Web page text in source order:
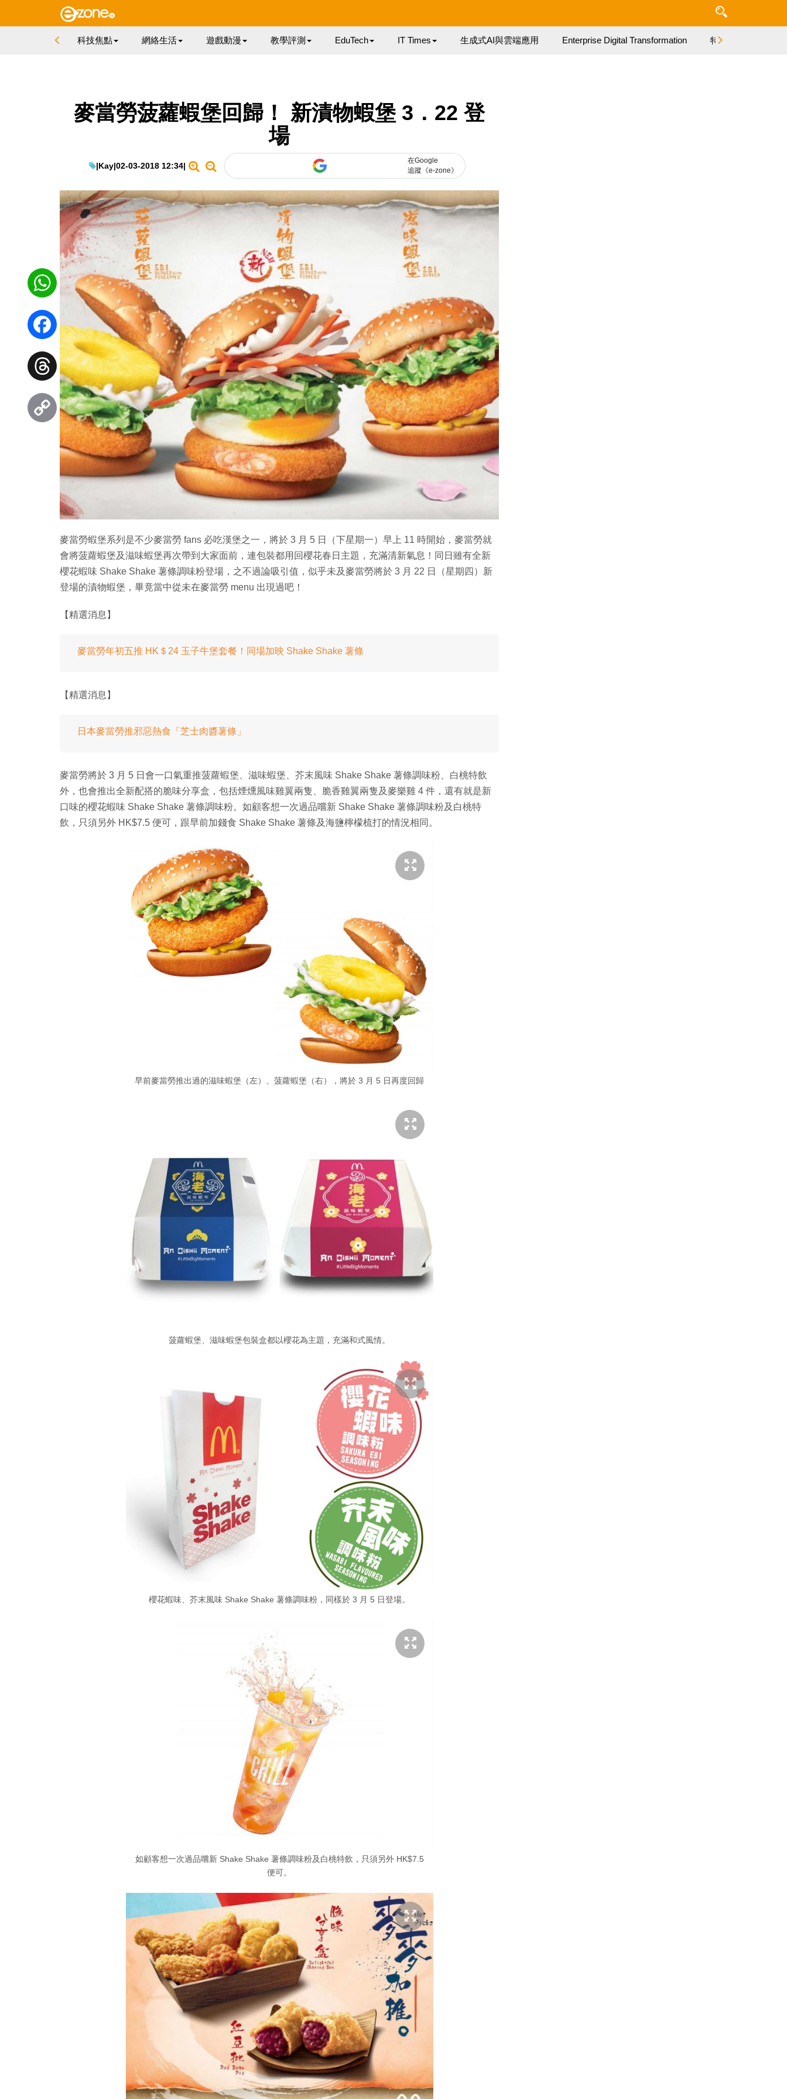
科技焦點 網絡生活 遊戲動漫 教學評測 EduTech IT Times 生成式AI與雲端應用 Enterprise Digital Transformation 特集
麥當勞菠蘿蝦堡回歸！ 新漬物蝦堡 3．22 登
場
|Kay|02-03-2018 12:34|
在Google
追蹤《e-zone》
麥當勞蝦堡系列是不少麥當勞 fans 必吃漢堡之一，將於 3 月 5 日（下星期一）早上 11 時開始，麥當勞就
會將菠蘿蝦堡及滋味蝦堡再次帶到大家面前，連包裝都用回櫻花春日主題，充滿清新氣息！同日雖有全新
櫻花蝦味 Shake Shake 薯條調味粉登場，之不過論吸引值，似乎未及麥當勞將於 3 月 22 日（星期四）新
登場的漬物蝦堡，畢竟當中從未在麥當勞 menu 出現過吧！
【精選消息】
麥當勞年初五推 HK＄24 玉子牛堡套餐！同場加映 Shake Shake 薯條
【精選消息】
日本麥當勞推邪惡熱食「芝士肉醬薯條」
麥當勞將於 3 月 5 日會一口氣重推菠蘿蝦堡、滋味蝦堡、芥末風味 Shake Shake 薯條調味粉、白桃特飲
外，也會推出全新配搭的脆味分享盒，包括煙燻風味雞翼兩隻、脆香雞翼兩隻及麥樂雞 4 件，還有就是新
口味的櫻花蝦味 Shake Shake 薯條調味粉。如顧客想一次過品嚐新 Shake Shake 薯條調味粉及白桃特
飲，只須另外 HK$7.5 便可，跟早前加錢食 Shake Shake 薯條及海鹽檸檬梳打的情況相同。
早前麥當勞推出過的滋味蝦堡（左）、菠蘿蝦堡（右），將於 3 月 5 日再度回歸
菠蘿蝦堡、滋味蝦堡包裝盒都以櫻花為主題，充滿和式風情。
櫻花蝦味、芥末風味 Shake Shake 薯條調味粉，同樣於 3 月 5 日登場。
如顧客想一次過品嚐新 Shake Shake 薯條調味粉及白桃特飲，只須另外 HK$7.5
便可。
WhatsApp
Facebook
Threads
Copy
Link